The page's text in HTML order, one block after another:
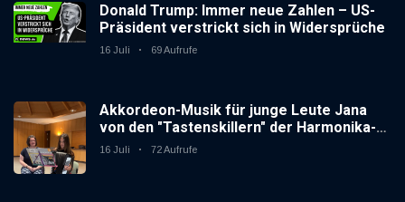
Donald Trump: Immer neue Zahlen – US-
Präsident verstrickt sich in Widersprüche
16 Juli 69 Aufrufe
Akkordeon-Musik für junge Leute Jana
von den "Tastenskillern" der Harmonika-
Vereinigung Gaggenau zeigt, wie "jung"
16 Juli 72 Aufrufe